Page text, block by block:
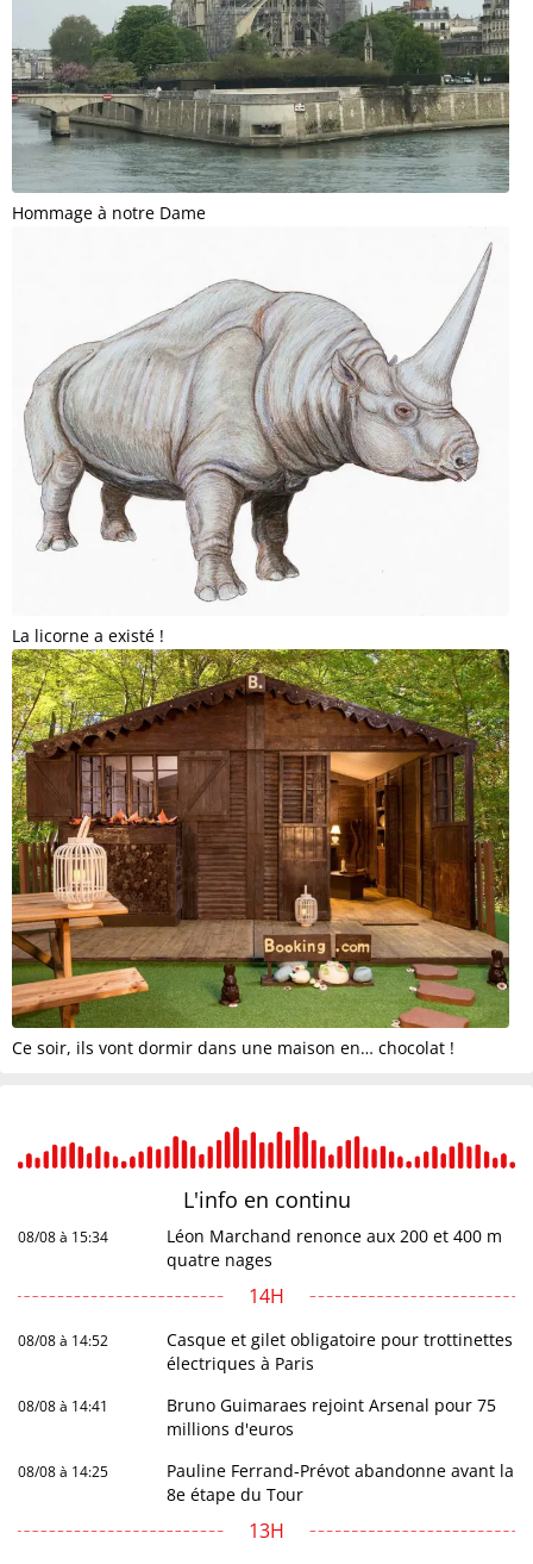
Hommage à notre Dame
La licorne a existé !
Ce soir, ils vont dormir dans une maison en… chocolat !
L'info en continu
08/08 à 15:34
Léon Marchand renonce aux 200 et 400 m
quatre nages
14H
08/08 à 14:52
Casque et gilet obligatoire pour trottinettes
électriques à Paris
08/08 à 14:41
Bruno Guimaraes rejoint Arsenal pour 75
millions d'euros
08/08 à 14:25
Pauline Ferrand-Prévot abandonne avant la
8e étape du Tour
13H